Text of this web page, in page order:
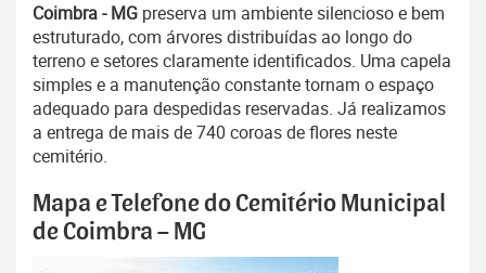
Coimbra - MG preserva um ambiente silencioso e bem
estruturado, com árvores distribuídas ao longo do
terreno e setores claramente identificados. Uma capela
simples e a manutenção constante tornam o espaço
adequado para despedidas reservadas. Já realizamos
a entrega de mais de 740 coroas de flores neste
cemitério.
Mapa e Telefone do Cemitério Municipal
de Coimbra – MG